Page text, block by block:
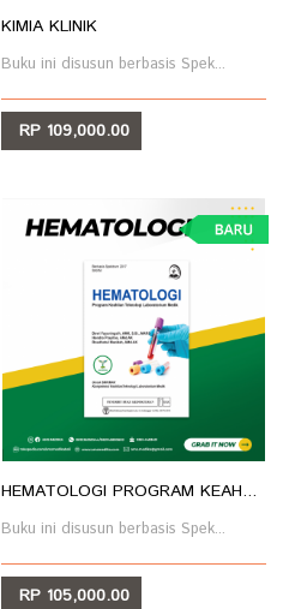
KIMIA KLINIK
Buku ini disusun berbasis Spek...
RP 109,000.00
HEMATOLOGI PROGRAM KEAH...
Buku ini disusun berbasis Spek...
RP 105,000.00